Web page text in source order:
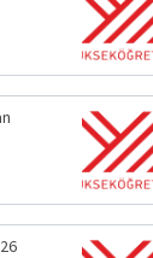
Sınavı Ek ...